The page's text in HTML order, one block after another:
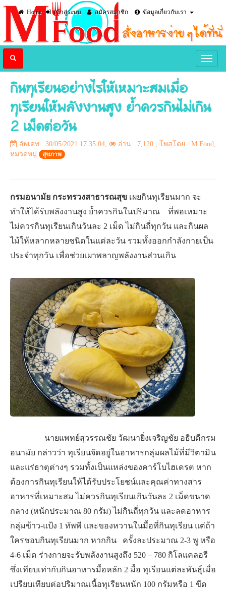
Home เข้าสู่ระบบ สมัครสมาชิก ข้อมูลเกี่ยวกับเรา
กินทุเรียนอย่างไรให้เหมาะสมเมื่อ
ทุเรียนให้พลังงานสูง ย้ำควรกินไม่เกิน
2 เม็ดต่อวัน
อัพเดท : 30/05/2021 17:35:04, อ่าน : 7,120 , โพสโดย : M Food,
หมวดหมู่
สุขภาพ
กรมอนามัย กระทรวงสาธารณสุข เผยกินทุเรียนมาก จะ
ทำให้ได้รับพลังงานสูง ย้ำควรกินในปริมาณ ที่พอเหมาะ
ไม่ควรกินทุเรียนเกินวันละ 2 เม็ด ไม่กินถี่ทุกวัน และกินผล
ไม้ให้หลากหลายชนิดในแต่ละวัน รวมทั้งออกกำลังกายเป็น
ประจำทุกวัน เพื่อช่วยเผาพลาญพลังงานส่วนเกิน
นายแพทย์สุวรรณชัย วัฒนายิ่งเจริญชัย อธิบดีกรม
อนามัย กล่าวว่า ทุเรียนจัดอยู่ในอาหารกลุ่มผลไม้ที่มีวิตามิน
และแร่ธาตุต่างๆ รวมทั้งเป็นแหล่งของคาร์โบไฮเดรต หาก
ต้องการกินทุเรียนให้ได้รับประโยชน์และคุณค่าทางสาร
อาหารที่เหมาะสม ไม่ควรกินทุเรียนเกินวันละ 2 เม็ดขนาด
กลาง (หนักประมาณ 80 กรัม) ไม่กินถี่ทุกวัน และลดอาหาร
กลุ่มข้าว-แป้ง 1 ทัพพี และของหวานในมื้อที่กินทุเรียน แต่ถ้า
ใครชอบกินทุเรียนมาก หากกิน ครั้งละประมาณ 2-3 พู หรือ
4-6 เม็ด ร่างกายจะรับพลังงานสูงถึง 520 – 780 กิโลแคลอรี
ซึ่งเทียบเท่ากับกินอาหารมื้อหลัก 2 มื้อ ทุเรียนแต่ละพันธุ์เมื่อ
เปรียบเทียบต่อปริมาณเนื้อทุเรียนหนัก 100 กรัมหรือ 1 ขีด